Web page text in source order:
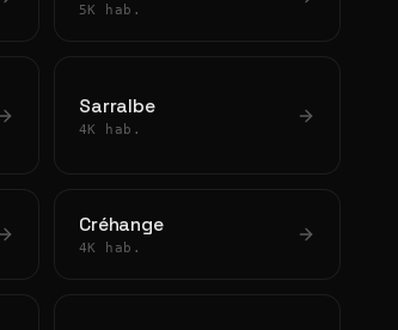
5K hab.
Sarralbe
4K hab.
Créhange
4K hab.